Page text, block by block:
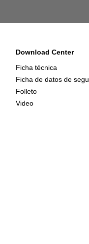
Download Center
Ficha técnica
Ficha de datos de
Folleto
Video